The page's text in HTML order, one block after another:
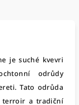
je suché kvevri
odrůdy
Tato odrůda
terroir a tradiční